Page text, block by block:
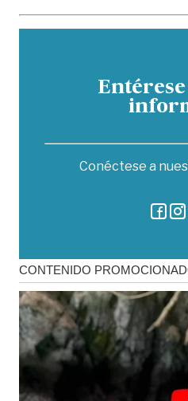
Conéctese a